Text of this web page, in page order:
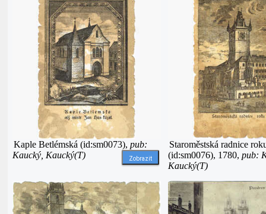
Kaple Betlémská (id:sm0073), pub:
Kaucký, Kaucký(T)
Zobrazit
Staroměstská radnice
(id:sm0076), 1780, pub:
Kaucký(T)